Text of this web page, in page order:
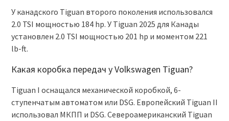
У канадского Tiguan второго поколения использовался
2.0 TSI мощностью 184 hp. У Tiguan 2025 для Канады
установлен 2.0 TSI мощностью 201 hp и моментом 221
lb-ft.
Какая коробка передач у Volkswagen Tiguan?
Tiguan I оснащался механической коробкой, 6-
ступенчатым автоматом или DSG. Европейский Tiguan II
использовал МКПП и DSG. Североамериканский Tiguan